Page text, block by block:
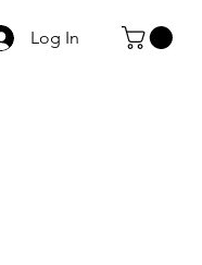
Log In